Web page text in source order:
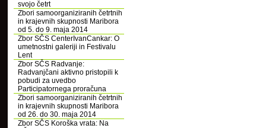
svojo četrt
Zbori samoorganiziranih četrtnih
in krajevnih skupnosti Maribora
od 5. do 9. maja 2014
Zbor SČS CenterIvanCankar: O
umetnostni galeriji in Festivalu
Lent
Zbor SČS Radvanje:
Radvanjčani aktivno pristopili k
pobudi za uvedbo
Participatornega proračuna
Zbori samoorganiziranih četrtnih
in krajevnih skupnosti Maribora
od 26. do 30. maja 2014
Zbor SČS Koroška vrata: Na